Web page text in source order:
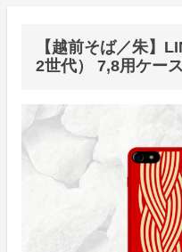
【越前そば／朱】
2世代） 7,8用ケース